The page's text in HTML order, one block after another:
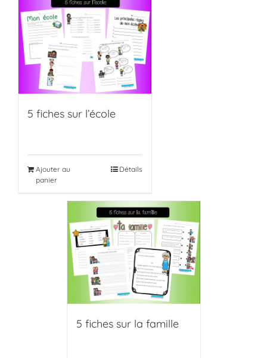
5 fiches sur l’école
Ajouter au
panier
Détails
5 fiches sur la famille